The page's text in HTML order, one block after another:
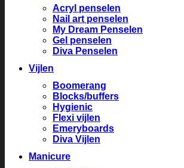
Acryl penselen
Nail art penselen
My Dream Penselen
Gel penselen
Diva Penselen
Vijlen
Boomerang
Blocks/buffers
Hygienic
Flexi vijlen
Emeryboards
Diva Vijlen
Manicure